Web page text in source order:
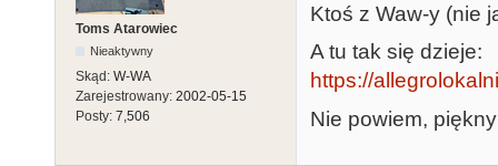
Toms Atarowiec
Nieaktywny
Skąd: W-WA
Zarejestrowany: 2002-05-15
Posty: 7,506
Ktoś z Waw-y (nie
A tu tak się dzieje:
https://
Nie powiem,